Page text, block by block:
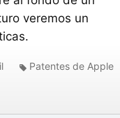
veremos un
Patentes de Apple